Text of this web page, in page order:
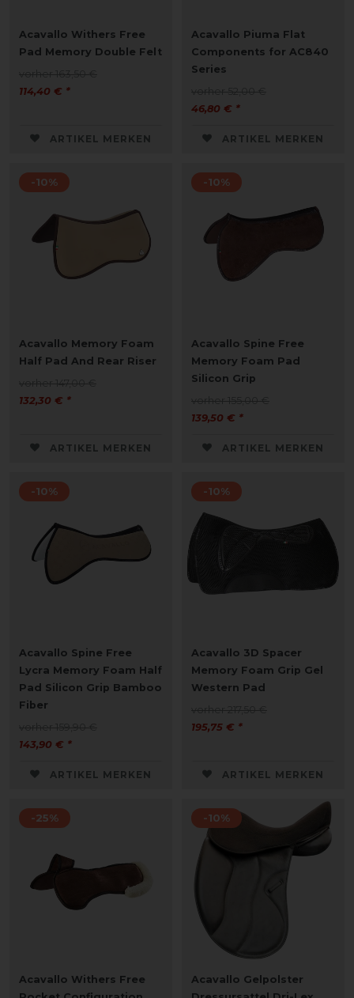
Acavallo Withers Free
Pad Memory Double Felt
114,40 € *
ARTIKEL MERKEN
Acavallo Piuma Flat
Components for AC840
Series
46,80 € *
ARTIKEL MERKEN
-10%
Acavallo Memory Foam
Half Pad And Rear Riser
132,30 € *
ARTIKEL MERKEN
-10%
Acavallo Spine Free
Memory Foam Pad
Silicon Grip
139,50 € *
ARTIKEL MERKEN
-10%
Acavallo Spine Free
Lycra Memory Foam Half
Pad Silicon Grip Bamboo
Fiber
143,90 € *
ARTIKEL MERKEN
-10%
Acavallo 3D Spacer
Memory Foam Grip Gel
Western Pad
195,75 € *
ARTIKEL MERKEN
-25%
Acavallo Withers Free
-10%
Acavallo Gelpolster